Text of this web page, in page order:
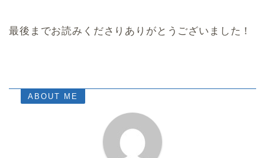
最後までお読みくださりありがとうございました！
ABOUT ME